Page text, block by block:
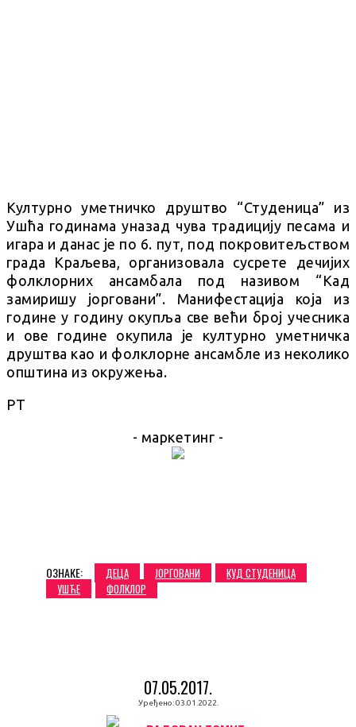
Културно уметничко друштво “Студеница” из
Ушћа годинама уназад чува традицију песама и
игара и данас је по 6. пут, под покровитељством
града Краљева, организовала сусрете дечијих
фолклорних ансамбала под називом “Кад
замиришу јорговани”. Манифестација која из
године у годину окупља све већи број учесника
и ове године окупила је културно уметничка
друштва као и фолклорне ансамбле из неколико
општина из окружења.
РТ
- маркетинг -
ОЗНАКЕ: ДЕЦА ЈОРГОВАНИ
КУД СТУДЕНИЦА
УШЋЕ
ФОЛКЛОР
07.05.2017.
Уређено: 03.01.2022.